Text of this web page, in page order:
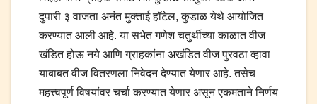
दुपारी ३ वाजता अनंत मुक्ताई हॉटेल, कुडाळ येथे आयोजित
करण्यात आली आहे. या सभेत गणेश चतुर्थीच्या काळात वीज
खंडित होऊ नये आणि ग्राहकांना अखंडित वीज पुरवठा व्हावा
याबाबत वीज वितरणला निवेदन देण्यात येणार आहे. तसेच
महत्त्वपूर्ण विषयांवर चर्चा करण्यात येणार असून एकमताने निर्णय